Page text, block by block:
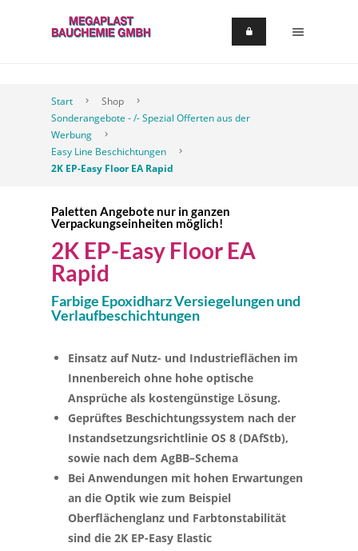
Start
Shop
Sonderangebote - /- Spezial Offerten aus der
Werbung
Easy Line Beschichtungen
2K EP-Easy Floor EA Rapid
Paletten Angebote nur in ganzen
Verpackungseinheiten möglich!
2K EP-Easy Floor EA
Rapid
Farbige Epoxidharz Versiegelungen und
Verlaufbeschichtungen
Einsatz auf Nutz- und Industrieflächen im
Innenbereich ohne hohe optische
Ansprüche als kostengünstige Lösung.
Geprüftes Beschichtungssystem nach der
Instandsetzungsrichtlinie OS 8 (DAfStb),
sowie nach dem AgBB–Schema
Bei Anwendungen mit hohen Erwartungen
an die Optik wie zum Beispiel
Oberflächenglanz und Farbtonstabilität
sind die 2K EP-Easy Elastic